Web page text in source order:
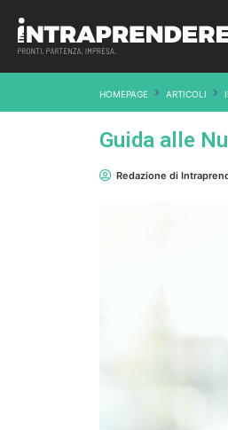
HOMEPAGE ARTICOLI
Guida alle
Redazione di